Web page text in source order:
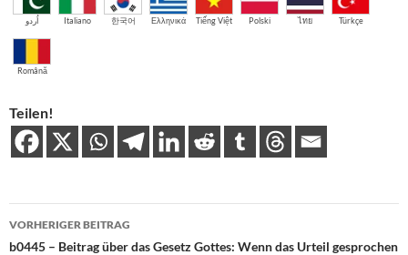
اُردو Italiano 한국어 Ελληνικά Tiếng Việt Polski ไทย Türkçe
Română
Teilen!
Beitragsnavigation
VORHERIGER BEITRAG
b0445 – Beitrag über das Gesetz Gottes: Wenn das Urteil gesprochen